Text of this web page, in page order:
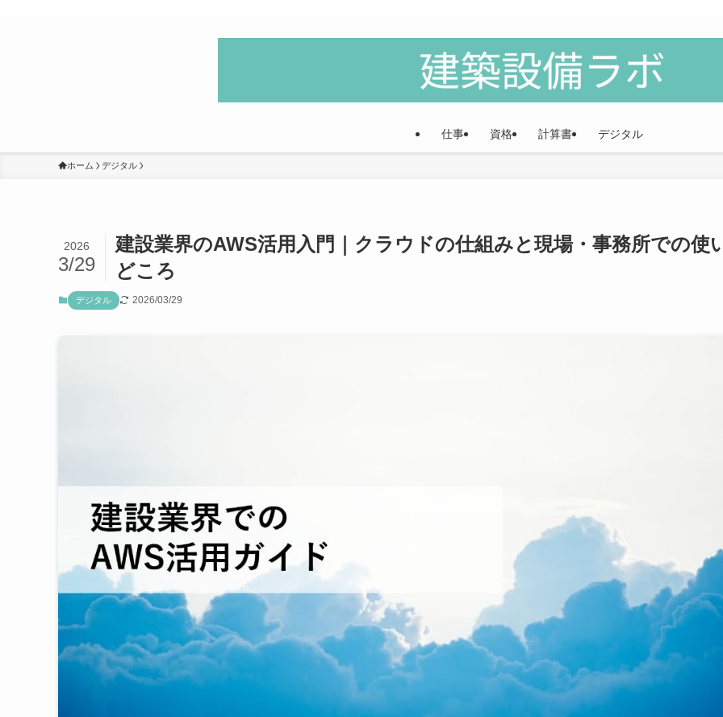
仕事 資格 計算書 デジタル
ホーム デジタル
建設業界のAWS活用入門｜クラウドの仕組みと現場・事務所での使
どころ
2026
3/29
デジタル 2026/03/29